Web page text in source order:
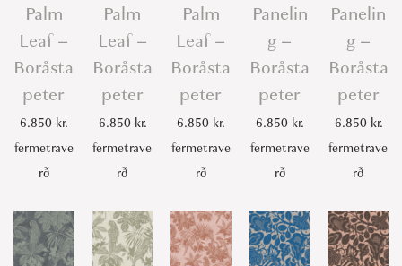
Palm
Leaf –
Boråsta
peter
6.850 kr.
fermetrave
rð
Palm
Leaf –
Boråsta
peter
6.850 kr.
fermetrave
rð
Palm
Leaf –
Boråsta
peter
6.850 kr.
fermetrave
rð
Panelin
g –
Boråsta
peter
6.850 kr.
fermetrave
rð
Panelin
g –
Boråsta
peter
6.850 kr.
fermetrave
rð